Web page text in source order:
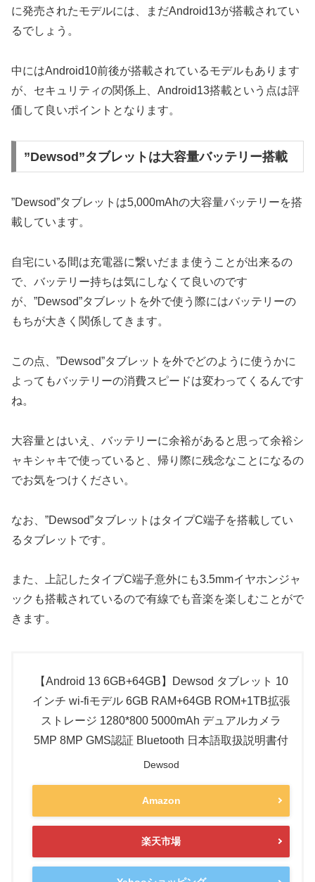
に発売されたモデルには、まだAndroid13が搭載されてい
るでしょう。
中にはAndroid10前後が搭載されているモデルもあります
が、セキュリティの関係上、Android13搭載という点は評
価して良いポイントとなります。
”Dewsod”タブレットは大容量バッテリー搭載
”Dewsod”タブレットは5,000mAhの大容量バッテリーを搭
載しています。
自宅にいる間は充電器に繋いだまま使うことが出来るの
で、バッテリー持ちは気にしなくて良いのです
が、”Dewsod”タブレットを外で使う際にはバッテリーの
もちが大きく関係してきます。
この点、”Dewsod”タブレットを外でどのように使うかに
よってもバッテリーの消費スピードは変わってくるんです
ね。
大容量とはいえ、バッテリーに余裕があると思って余裕シ
ャキシャキで使っていると、帰り際に残念なことになるの
でお気をつけください。
なお、”Dewsod”タブレットはタイプC端子を搭載してい
るタブレットです。
また、上記したタイプC端子意外にも3.5mmイヤホンジャ
ックも搭載されているので有線でも音楽を楽しむことがで
きます。
【Android 13 6GB+64GB】Dewsod タブレット 10
インチ wi-fiモデル 6GB RAM+64GB ROM+1TB拡張
ストレージ 1280*800 5000mAh デュアルカメラ
5MP 8MP GMS認証 Bluetooth 日本語取扱説明書付
Dewsod
Amazon
楽天市場